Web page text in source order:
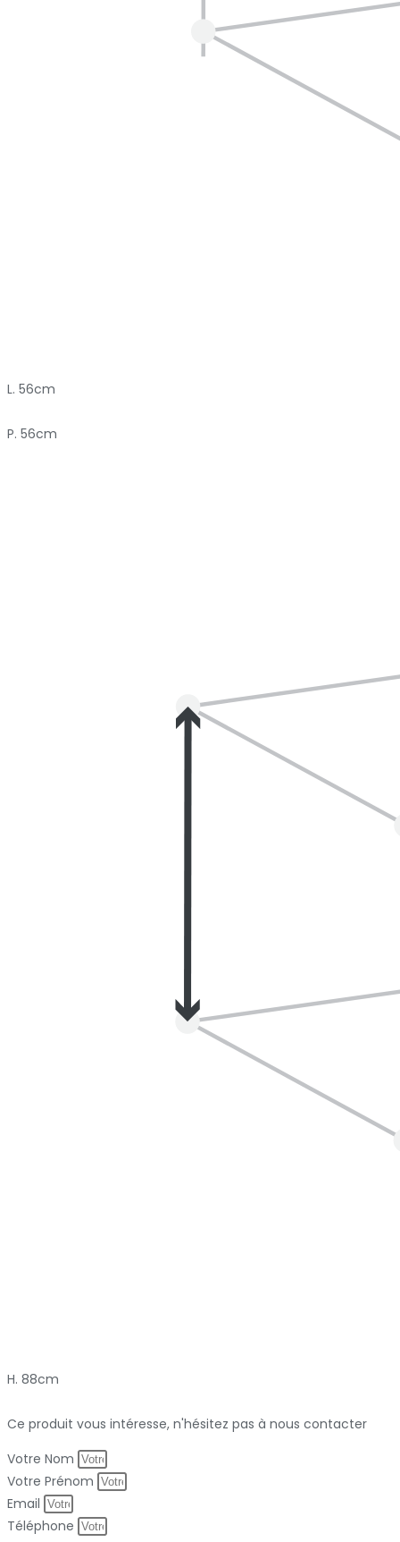
L. 56cm
P. 56cm
H. 88cm
Ce produit vous intéresse, n'hésitez pas à nous contacter
Votre Nom
Votre Prénom
Email
Téléphone